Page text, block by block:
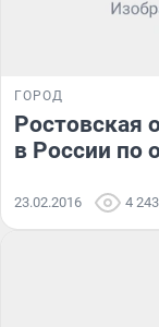
ГОРОД
Ростовская
в России по
23.02.2016 4 243